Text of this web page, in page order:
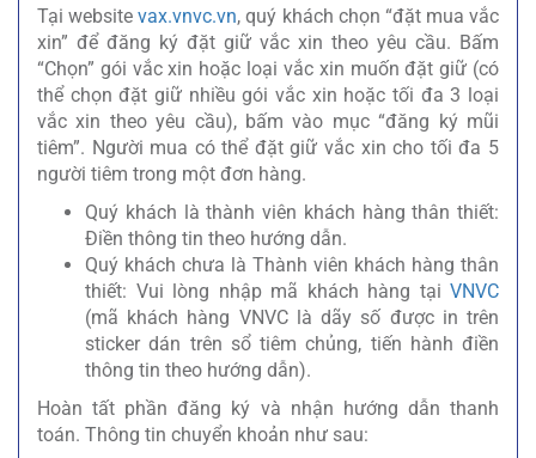
Tại websitevax.vnvc.vn, quý khách chọn “đặt mua vắc
xin” để đăng ký đặt giữ vắc xin theo yêu cầu. Bấm
“Chọn” gói vắc xin hoặc loại vắc xin muốn đặt giữ (có
thể chọn đặt giữ nhiều gói vắc xin hoặc tối đa 3 loại
vắc xin theo yêu cầu), bấm vào mục “đăng ký mũi
tiêm”. Người mua có thể đặt giữ vắc xin cho tối đa 5
người tiêm trong một đơn hàng.
Quý khách là thành viên khách hàng thân thiết:
Điền thông tin theo hướng dẫn.
Quý khách chưa là Thành viên khách hàng thân
thiết: Vui lòng nhập mã khách hàng tại VNVC
(mã khách hàng VNVC là dãy số được in trên
sticker dán trên sổ tiêm chủng, tiến hành điền
thông tin theo hướng dẫn).
Hoàn tất phần đăng ký và nhận hướng dẫn thanh
toán. Thông tin chuyển khoản như sau: